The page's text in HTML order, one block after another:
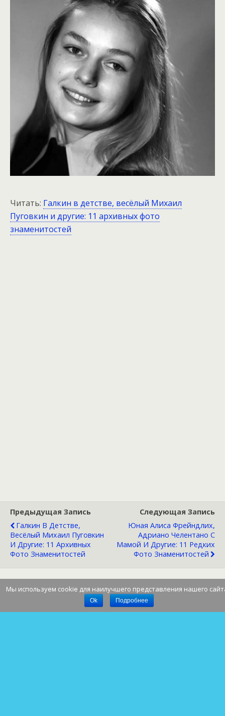
Читать: Галкин в детстве, весёлый Михаил
Пуговкин и другие: 11 архивных фото
знаменитостей
Предыдущая Запись
Галкин В Детстве,
Весёлый Михаил Пуговкин
И Другие: 11 Архивных
Фото Знаменитостей
Следующая Запись
Юная Алиса Фрейндлих,
Адриано Челентано С
Мамой И Другие: 11 Редких
Фото Знаменитостей
Мы используем cookie для наилучшего представления нашего
Ok Подробнее
Наверх